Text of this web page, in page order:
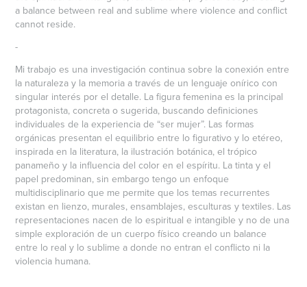
a balance between real and sublime where violence and conflict
cannot reside.
-
Mi trabajo es una investigación continua sobre la conexión entre
la naturaleza y la memoria a través de un lenguaje onírico con
singular interés por el detalle. La figura femenina es la principal
protagonista, concreta o sugerida, buscando definiciones
individuales de la experiencia de “ser mujer”. Las formas
orgánicas presentan el equilibrio entre lo figurativo y lo etéreo,
inspirada en la literatura, la ilustración botánica, el trópico
panameño y la influencia del color en el espíritu. La tinta y el
papel predominan, sin embargo tengo un enfoque
multidisciplinario que me permite que los temas recurrentes
existan en lienzo, murales, ensamblajes, esculturas y textiles. Las
representaciones nacen de lo espiritual e intangible y no de una
simple exploración de un cuerpo físico creando un balance
entre lo real y lo sublime a donde no entran el conflicto ni la
violencia humana.